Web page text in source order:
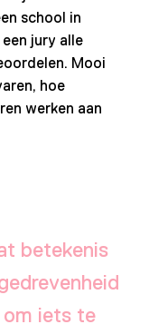
school in
jury alle
Mooi
hoe
werken aan
betekenis
iets te